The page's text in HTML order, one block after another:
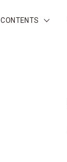
CONTENTS